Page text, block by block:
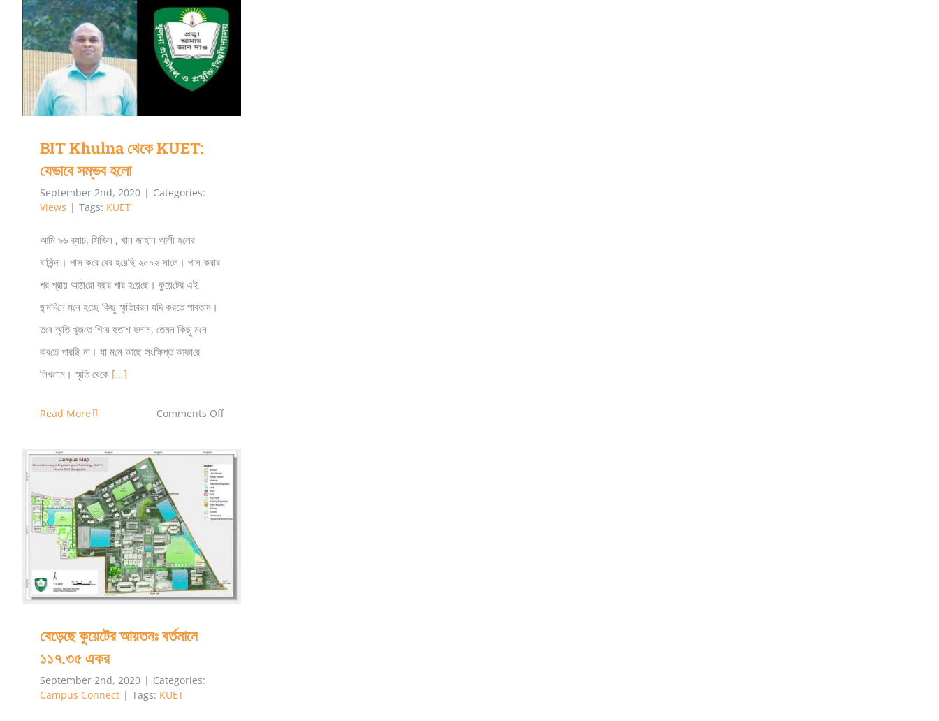
নিয়ে
কিছু
BIT Khulna থেকে KUET: যেভাবে সম্ভব হলো
BIT Khulna থেকে KUET:
যেভাবে সম্ভব হলো
September 2nd, 2020 | Categories:
Views | Tags: KUET
আ‌মি ৯৬ ব্যাচ, সি‌ভিল , খান জাহান আলী হ‌লের
বা‌সিন্দা। পাস ক‌রে বের হ‌য়ে‌ছি ২০০২ সা‌লে। পাস করার
পর প্রায় আঠা‌রো বছর পার হ‌য়ে‌ছে। কুয়ে‌টের এই
জন্ম‌দি‌নে ম‌নে হ‌চ্ছে কিছু স্মৃ‌তিচারন য‌দি কর‌তে পারতাম।
ত‌বে স্মৃ‌তি খুজ‌তে গি‌য়ে হতাশ হলাম, তেমন কিছু ম‌নে
কর‌তে পার‌ছি না। যা ম‌নে আছে সং‌ক্ষিপ্ত আকা‌রে
লিখলাম। স্মৃ‌তি থে‌কে [...]
Read More Comments Offon
Khulna
থেকে
KUET:
বেড়েছে কুয়েটের আয়তনঃ বর্তমানে ১১৭.৩৫ একর
বেড়েছে কুয়েটের আয়তনঃ বর্তমানে
১১৭.৩৫ একর
September 2nd, 2020 | Categories:
Campus Connect | Tags: KUET